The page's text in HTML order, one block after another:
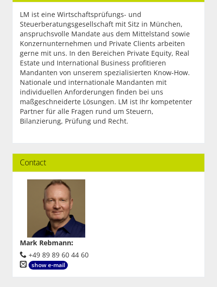
LM ist eine Wirtschaftsprüfungs- und
Steuerberatungsgesellschaft mit Sitz in München,
anspruchsvolle Mandate aus dem Mittelstand sowie
Konzernunternehmen und Private Clients arbeiten
gerne mit uns. In den Bereichen Private Equity, Real
Estate und International Business profitieren
Mandanten von unserem spezialisierten Know-How.
Nationale und internationale Mandanten mit
individuellen Anforderungen finden bei uns
maßgeschneiderte Lösungen. LM ist Ihr kompetenter
Partner für alle Fragen rund um Steuern,
Bilanzierung, Prüfung und Recht.
Contact
Mark Rebmann:
+49 89 89 60 44 60
show e-mail